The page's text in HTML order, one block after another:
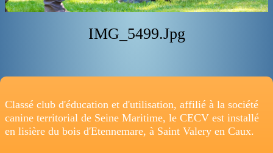
IMG_5499.jpg
Classé club d'éducation et d'utilisation, affilié à la société
canine territorial de Seine Maritime, le CECV est installé
en lisière du bois d'Etennemare, à Saint Valery en Caux.